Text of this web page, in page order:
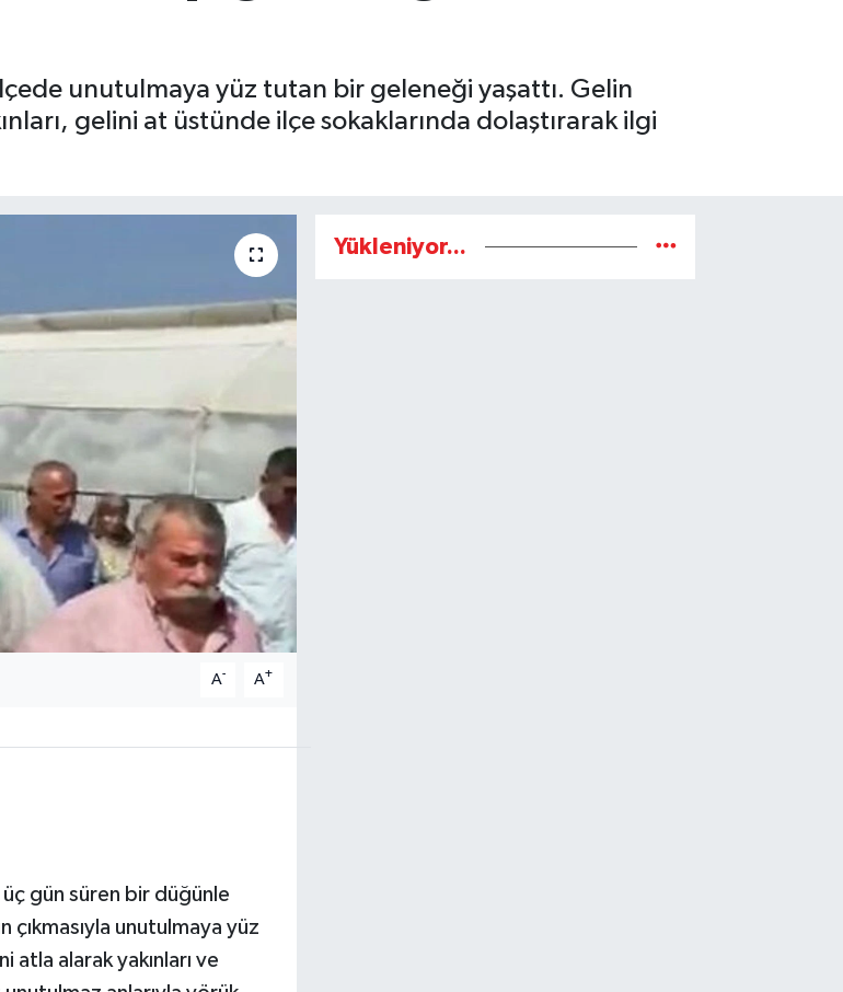
unutulmaya yüz tutan bir geleneği yaşattı. Gelin
gelini at üstünde ilçe sokaklarında dolaştırarak ilgi
A- A+
gün süren bir düğünle
unutulmaya yüz
alarak yakınları ve
Yükleniyor...